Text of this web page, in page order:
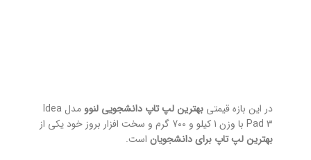
در این بازه قیمتی بهترین لپ تاپ دانشجویی لنوو
مدل Idea
Pad 3 با وزن 1 کیلو و 700 گرم و سخت افزار بروز خود یکی از
بهترین لپ تاپ‌ برای دانشجویان است.